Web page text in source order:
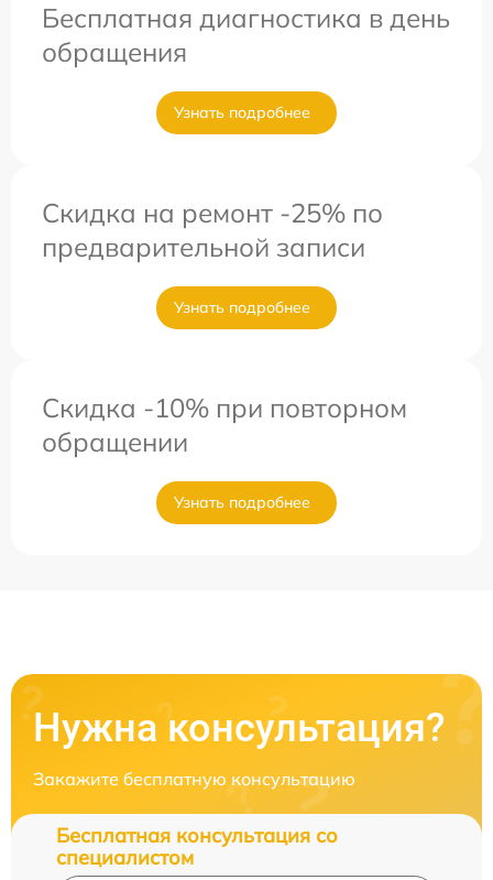
Бесплатная диагностика в день
обращения
Узнать подробнее
Скидка на ремонт -25% по
предварительной записи
Узнать подробнее
Скидка -10% при повторном
обращении
Узнать подробнее
Нужна консультация?
Закажите бесплатную консультацию
Бесплатная консультация со
специалистом